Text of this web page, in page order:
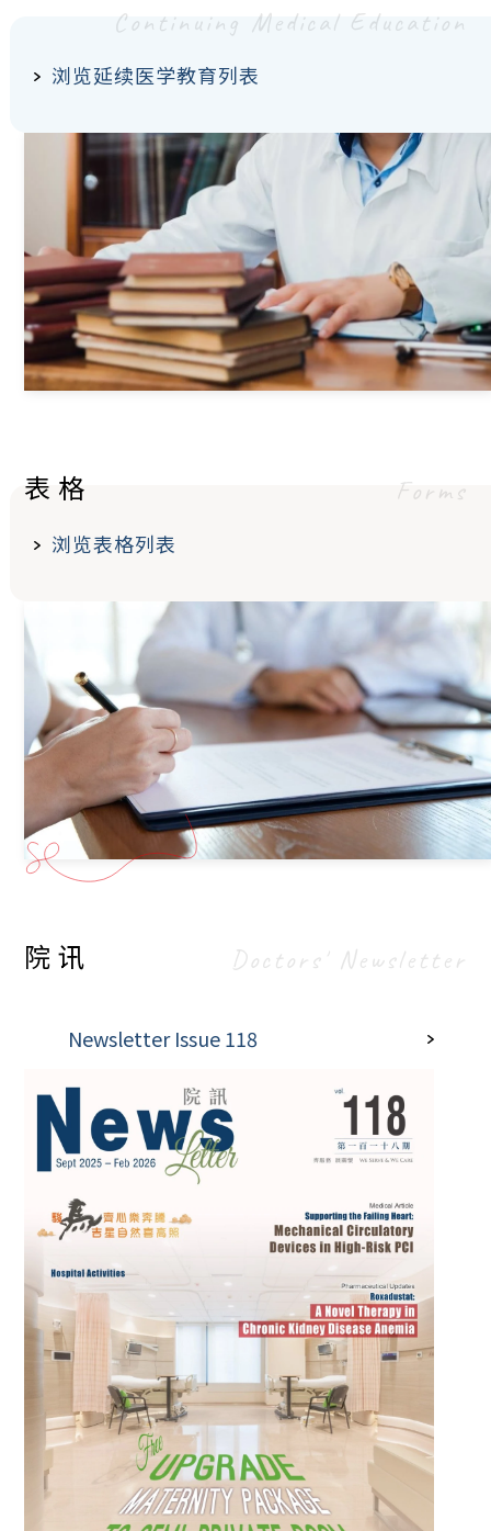
Continuing Medical Education
浏览延续医学教育列表
表格 Forms
浏览表格列表
院讯 Doctors' Newsletter
Newsletter Issue 118